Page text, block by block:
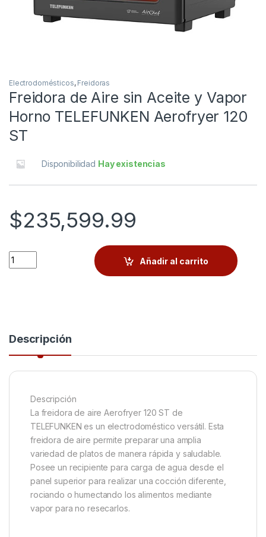
Electrodomésticos, Freidoras
Freidora de Aire sin Aceite y Vapor
Horno TELEFUNKEN Aerofryer 120
ST
Disponibilidad Hay existencias
$235,599.99
Quantity
Añadir al carrito
Descripción
Descripción
La freidora de aire Aerofryer 120 ST de
TELEFUNKEN es un electrodoméstico versátil. Esta
freidora de aire permite preparar una amplia
variedad de platos de manera rápida y saludable.
Posee un recipiente para carga de agua desde el
panel superior para realizar una cocción diferente,
rociando o humectando los alimentos mediante
vapor para no resecarlos.